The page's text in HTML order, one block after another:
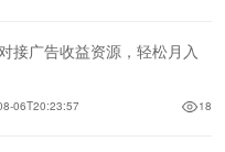
接广告收益资源，轻松月入
06T20:23:57 18